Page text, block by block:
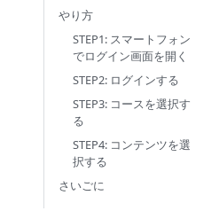
やり方
STEP1: スマートフォン
でログイン画面を開く
STEP2: ログインする
STEP3: コースを選択す
る
STEP4: コンテンツを選
択する
さいごに